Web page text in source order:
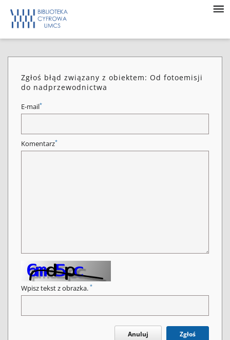
Zgłoś błąd związany z obiektem: Od fotoemisji
do nadprzewodnictwa
E-mail*
Komentarz*
Wpisz tekst z obrazka. *
Anuluj Zgłoś